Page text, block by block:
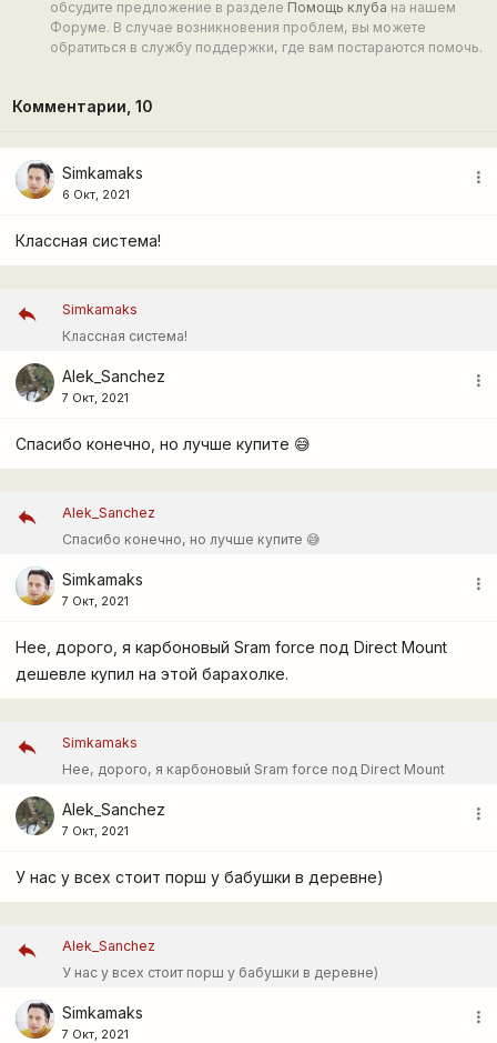
обсудите предложение в разделе Помощь клуба на нашем
Форуме. В случае возникновения проблем, вы можете
обратиться в службу поддержки, где вам постараются помочь.
Комментарии, 10
Simkamaks
6 Окт, 2021
more_vert
Классная система!
Simkamaks
Классная система!
Alek_Sanchez
7 Окт, 2021
more_vert
Спасибо конечно, но лучше купите 😅
Alek_Sanchez
Спасибо конечно, но лучше купите 😅
Simkamaks
7 Окт, 2021
more_vert
Нее, дорого, я карбоновый Sram force под Direct Mount
дешевле купил на этой барахолке.
Simkamaks
Нее, дорого, я карбоновый Sram force под Direct Mount
Alek_Sanchez
7 Окт, 2021
more_vert
У нас у всех стоит порш у бабушки в деревне)
Alek_Sanchez
У нас у всех стоит порш у бабушки в деревне)
Simkamaks
7 Окт, 2021
more_vert